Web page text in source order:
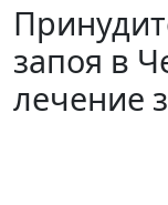
запоя в
лечение